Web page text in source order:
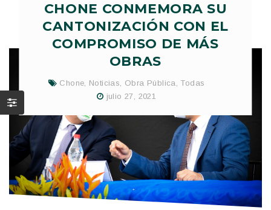
CHONE CONMEMORA SU
CANTONIZACIÓN CON EL
COMPROMISO DE MÁS
OBRAS
Chone Noticias Obra Pública
Todas
julio 27, 2021